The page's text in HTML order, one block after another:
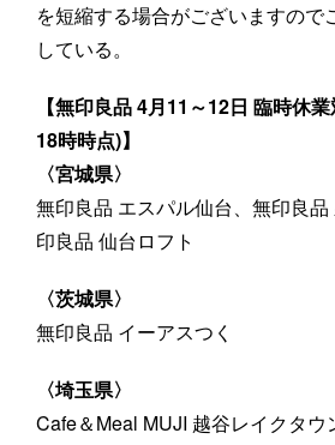
を短縮する場合がございますので
している。
【無印良品 4月11～12日 臨時休
18時時点)】
〈宮城県〉
無印良品 エスパル仙台、無印良
印良品 仙台ロフト
〈茨城県〉
無印良品 イーアスつく
〈埼玉県〉
Cafe＆Meal MUJI 越谷レイクタウ